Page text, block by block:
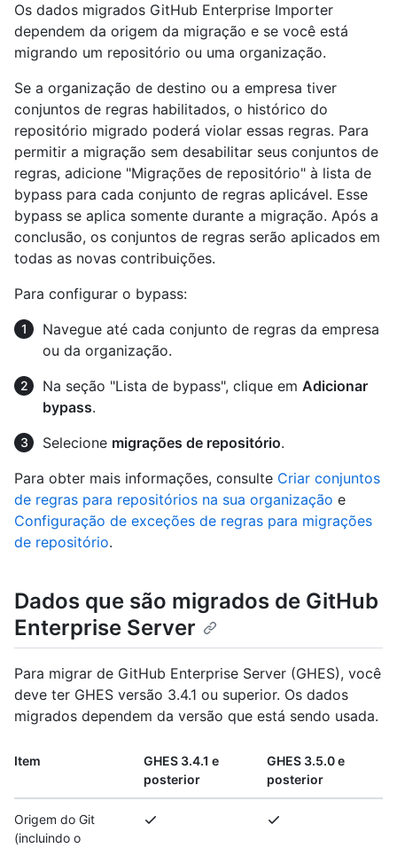
Os dados migrados GitHub Enterprise Importer
dependem da origem da migração e se você está
migrando um repositório ou uma organização.
Se a organização de destino ou a empresa tiver
conjuntos de regras habilitados, o histórico do
repositório migrado poderá violar essas regras. Para
permitir a migração sem desabilitar seus conjuntos de
regras, adicione "Migrações de repositório" à lista de
bypass para cada conjunto de regras aplicável. Esse
bypass se aplica somente durante a migração. Após a
conclusão, os conjuntos de regras serão aplicados em
todas as novas contribuições.
Para configurar o bypass:
Navegue até cada conjunto de regras da empresa
ou da organização.
Na seção "Lista de bypass", clique em Adicionar
bypass.
Selecione migrações de repositório.
Para obter mais informações, consulte Criar conjuntos
de regras para repositórios na sua organização e
Configuração de exceções de regras para migrações
de repositório.
Dados que são migrados de GitHub
Enterprise Server
Para migrar de GitHub Enterprise Server (GHES), você
deve ter GHES versão 3.4.1 ou superior. Os dados
migrados dependem da versão que está sendo usada.
Item
GHES 3.4.1 e
posterior
GHES 3.5.0 e
posterior
Origem do Git
(incluindo o